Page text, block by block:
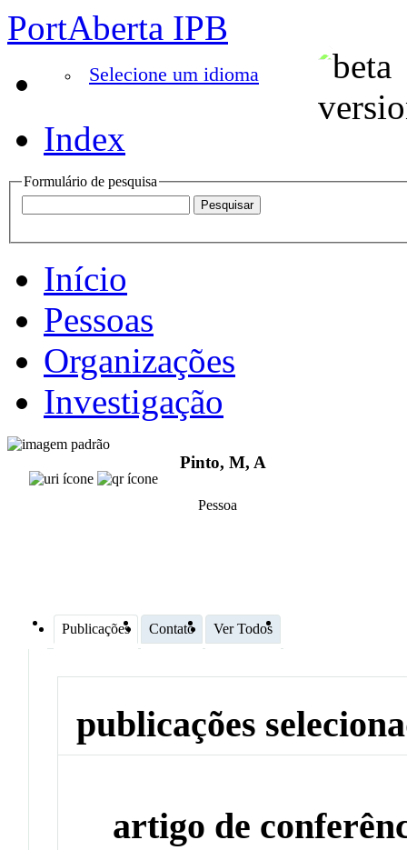
PortAberta IPB
Selecione um idioma
Index
Formulário de pesquisa
Início
Pessoas
Organizações
Investigação
Pinto, M, A
Pessoa
Publicações Contato Ver Todos
publicações
artigo de